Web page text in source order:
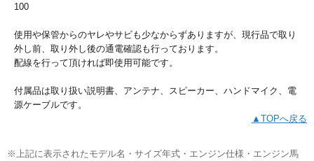
100
使用や保管からのヤレやサビも少なからずありますが、現行品で取り
外し前、取り外し後の通電確認も行っております。
配線を行って頂ければ即使用可能です。
付属品は取り扱い説明書、アンテナ、スピーカー、ハンドマイク、電
源ケーブルです。
▲TOPへ戻る
※上記に表示されたモデル名・サイズ年式・エンジン仕様・エンジン馬